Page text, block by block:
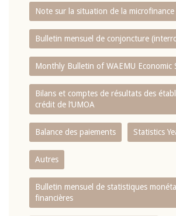
Note sur la situation de la microfinance
Bulletin mensuel de conjoncture
Monthly Bulletin of WAEMU Economic
Bilans et comptes de résultats des
crédit de l‘UMOA
Balance des paiements Statistics
Autres
Bulletin mensuel de statistiques
financières